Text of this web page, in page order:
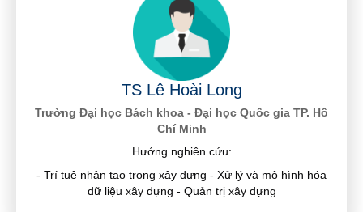
TS Lê Hoài Long
Trường Đại học Bách khoa - Đại học Quốc gia TP. Hồ
Chí Minh
Hướng nghiên cứu:
- Trí tuệ nhân tạo trong xây dựng - Xử lý và mô hình hóa
dữ liệu xây dựng - Quản trị xây dựng